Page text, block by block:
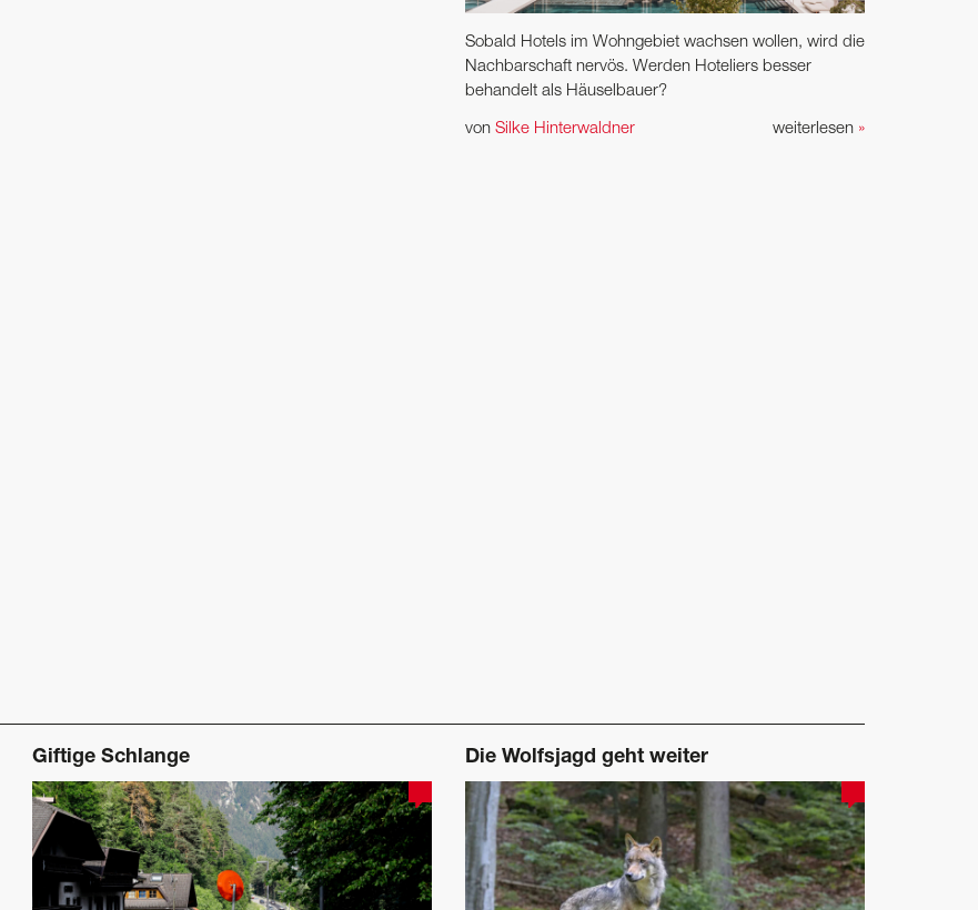
Sobald Hotels im Wohngebiet wachsen wollen, wird die
Nachbarschaft nervös. Werden Hoteliers besser
behandelt als Häuselbauer?
weiterlesen »
von Silke Hinterwaldner
Giftige Schlange Die Wolfsjagd geht weiter